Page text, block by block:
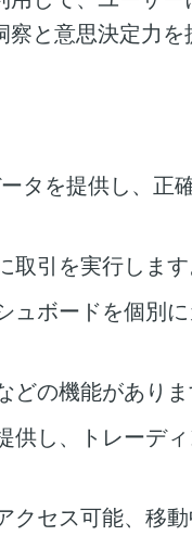
と意思決定力を
タを提供し、正
引を実行します
ュボードを個別
の機能がありま
供し、トレーデ
クセス可能、移